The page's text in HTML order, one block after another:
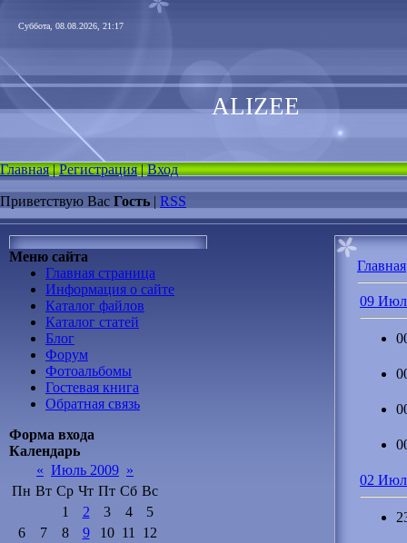
Суббота, 08.08.2026, 21:17
ALIZEE
Главная|Регистрация|Вход
Приветствую Вас Гость | RSS
Меню сайта
Главная страница
Информация о сайте
Каталог файлов
Каталог статей
Блог
Форум
Фотоальбомы
Гостевая книга
Обратная связь
Форма входа
Календарь
« Июль 2009 »
Пн Вт Ср Чт Пт Сб Вс
1
2 3 4
5
6
7 8 9 10 11
12
Главная
09
02